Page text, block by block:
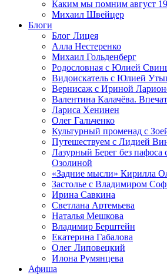
Каким мы помним август
Михаил Швейцер
Блоги
Блог Лицея
Алла Нестеренко
Михаил Гольденберг
Родословная с Юлией
Видоискатель с Юлией
Вернисаж с Ириной
Валентина Калачёва.
Лариса Хенинен
Олег Гальченко
Культурный променад с
Путешествуем с Лидией
Лазурный Берег без пафоса
Озолиной
«Задние мысли» Кирилла
Застолье с Владимиром
Ирина Савкина
Светлана Артемьева
Наталья Мешкова
Владимир Берштейн
Екатерина Габалова
Олег Липовецкий
Илона Румянцева
Афиша